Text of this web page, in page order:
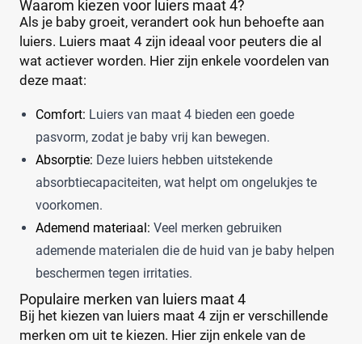
Waarom kiezen voor luiers maat 4?
Als je baby groeit, verandert ook hun behoefte aan
luiers. Luiers maat 4 zijn ideaal voor peuters die al
wat actiever worden. Hier zijn enkele voordelen van
deze maat:
Comfort: Luiers van maat 4 bieden een goede
pasvorm, zodat je baby vrij kan bewegen.
Absorptie: Deze luiers hebben uitstekende
absorbtiecapaciteiten, wat helpt om ongelukjes te
voorkomen.
Ademend materiaal: Veel merken gebruiken
ademende materialen die de huid van je baby helpen
beschermen tegen irritaties.
Populaire merken van luiers maat 4
Bij het kiezen van luiers maat 4 zijn er verschillende
merken om uit te kiezen. Hier zijn enkele van de